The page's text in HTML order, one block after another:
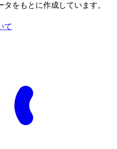
をもとに作成しています。
て